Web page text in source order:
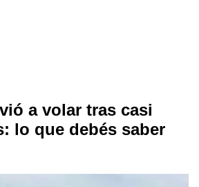
a volar tras casi
lo que debés saber